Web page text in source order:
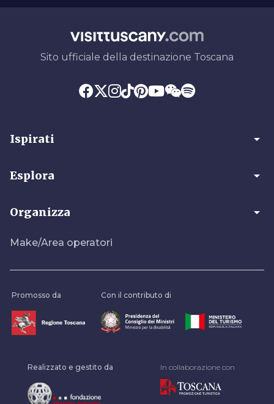
Sito ufficiale della destinazione Toscana
Ispirati arrow_drop_down
Esplora arrow_drop_down
Organizza arrow_drop_down
Make/Area operatori
Promosso da Con il contributo di
Realizzato e gestito da In collaborazione con